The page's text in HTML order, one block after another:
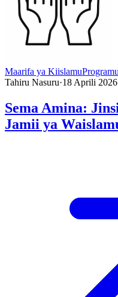
Maarifa ya Kiislamu
Tahiru Nasuru·18 Aprili 2026
Sema Amina:
Jamii ya